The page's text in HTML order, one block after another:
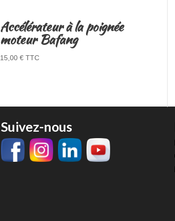
Accélérateur à la poignée
moteur Bafang
15,00€ TTC
Suivez-nous